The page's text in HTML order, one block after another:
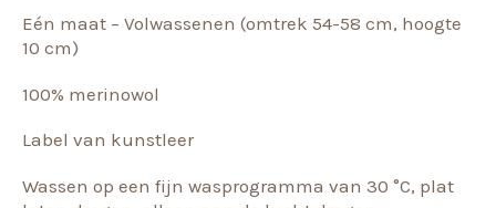
Eén maat – Volwassenen (omtrek 54-58 cm, hoogte
10 cm)
100% merinowol
Label van kunstleer
Wassen op een fijn wasprogramma van 30 °C, plat